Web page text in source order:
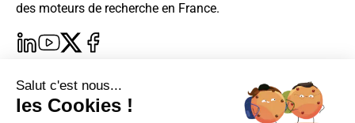
des moteurs de recherche en France.
Newsletter Abondance